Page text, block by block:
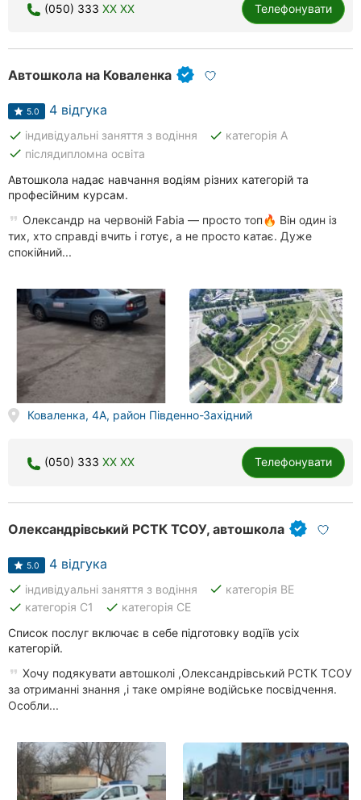
(050) 333 XX XX Телефонувати
Автошкола на Коваленка
5.0 4 відгука
done індивідуальні заняття з водіння done категорія А
done післядипломна освіта
Автошкола надає навчання водіям різних категорій та
професійним курсам.
Олександр на червоній Fabia — просто топ🔥 Він один із
тих, хто справді вчить і готує, а не просто катає. Дуже
спокійний...
Коваленка, 4А, район Південно-Західний
(050) 333 XX XX Телефонувати
Олександрівський РСТК ТСОУ, автошкола
5.0 4 відгука
done індивідуальні заняття з водіння done категорія BE
done категорія C1 done категорія CE
Список послуг включає в себе підготовку водіїв усіх
категорій.
Хочу подякувати автошколі ,Олександрівський РСТК ТСОУ
за отриманні знання ,і таке омріяне водійське посвідчення.
Особли...